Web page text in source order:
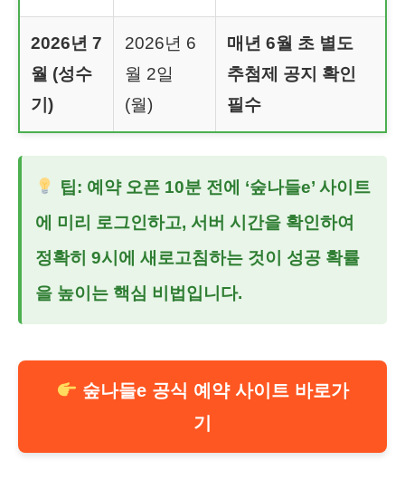
2026년 7
월 (성수
기)
2026년 6
월 2일
(월)
매년 6월 초 별도
추첨제 공지 확인
필수
팁: 예약 오픈 10분 전에 ‘숲나들e’ 사이트
에 미리 로그인하고, 서버 시간을 확인하여
정확히 9시에 새로고침하는 것이 성공 확률
을 높이는 핵심 비법입니다.
숲나들e 공식 예약 사이트 바로가
기